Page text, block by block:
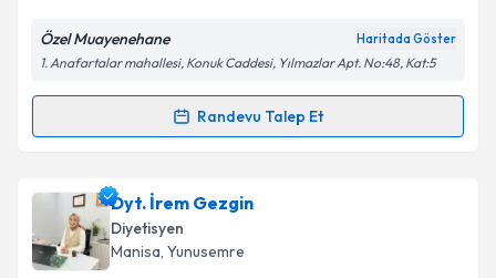
Kişisel verilerimin işlenmesine ilişkinAydınlatma
Metni'ni okudum ve kişisel verilerimin belirtilen
kapsamda işlenmesini kabul ediyorum.
Özel Muayenehane Haritada Göster
1. Anafartalar mahallesi, Konuk Caddesi, Yılmazlar Apt. No:48, Kat:5
Randevu Talep Et
Randevu Takvimi Talebi
Uzm. Dyt. Zeliha Türkmentepe
talebi oluşturun. Size bu uzmandan randevu almanız
için bir takvim hazırlandığında e-posta ile
bilgilendireceğiz.
Dyt. İrem Gezgin
Diyetisyen
Manisa, Yunusemre